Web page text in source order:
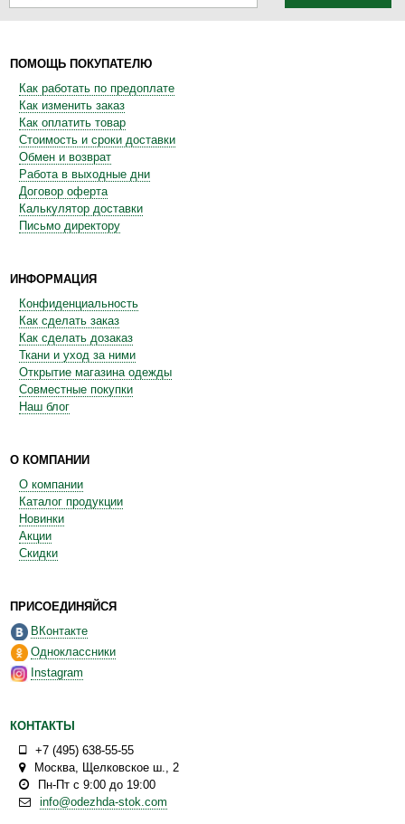
ПОМОЩЬ ПОКУПАТЕЛЮ
Как работать по предоплате
Как изменить заказ
Как оплатить товар
Стоимость и сроки доставки
Обмен и возврат
Работа в выходные дни
Договор оферта
Калькулятор доставки
Письмо директору
ИНФОРМАЦИЯ
Конфиденциальность
Как сделать заказ
Как сделать дозаказ
Ткани и уход за ними
Открытие магазина одежды
Совместные покупки
Наш блог
О КОМПАНИИ
О компании
Каталог продукции
Новинки
Акции
Скидки
ПРИСОЕДИНЯЙСЯ
ВКонтакте
Одноклассники
Instagram
КОНТАКТЫ
+7 (495) 638-55-55
Москва Щелковское ш., 2
Пн-Пт с 9:00 до 19:00
info@odezhda-stok.com